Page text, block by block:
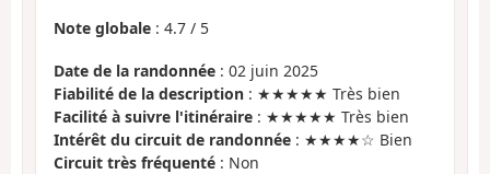
Note globale : 4.7 / 5
Date de la randonnée : 02 juin 2025
Fiabilité de la description : ★★★★★ Très bien
Facilité à suivre l'itinéraire : ★★★★★ Très bien
Intérêt du circuit de randonnée : ★★★★☆ Bien
Circuit très fréquenté : Non